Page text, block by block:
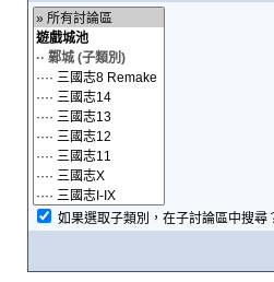
如果選取子類別，在子討論區中搜尋